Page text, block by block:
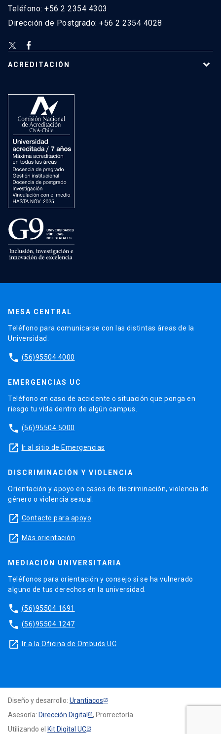
Teléfono: +56 2 2354 4303
Dirección de Postgrado: +56 2 2354 4028
ACREDITACIÓN
MESA CENTRAL
Teléfono para comunicarse con las distintas áreas de la
Universidad.
phone (56)95504 4000
EMERGENCIAS UC
Teléfono en caso de accidente o situación que ponga en
riesgo tu vida dentro de algún campus.
phone (56)95504 5000
launch Ir al sitio de Emergencias
DISCRIMINACIÓN Y VIOLENCIA
Orientación y apoyo en casos de discriminación, violencia de
género o violencia sexual.
launch Contacto para apoyo
launch Más orientación
MEDIACIÓN UNIVERSITARIA
Teléfonos para orientación y consejo si se ha vulnerado
alguno de tus derechos en la universidad.
phone (56)95504 1691
phone (56)95504 1247
launch Ir a la Oficina de Ombuds UC
Diseño y desarrollo: Urantiacos
Asesoría: Dirección Digital
, Prorrectoría
Utilizando el Kit Digital UC